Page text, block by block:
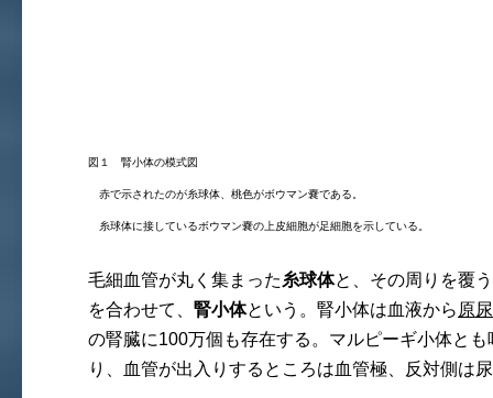
図１ 腎小体の模式図
赤で示されたのが糸球体、桃色がボウマン嚢である。
糸球体に接しているボウマン嚢の上皮細胞が足細胞を示している。
毛細血管が丸く集まった 糸球体と、その周りを覆う
を合わせて、 腎小体という。腎小体は血液から 原
の腎臓に100万個も存在する。マルピーギ小体と
り、血管が出入りするところは血管極、反対側は